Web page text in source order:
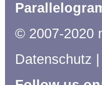
© 2007-2020
Datenschutz